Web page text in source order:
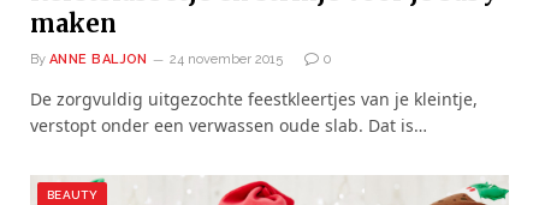
maken
By ANNE BALJON 24 november 2015 0
De zorgvuldig uitgezochte feestkleertjes van je kleintje,
verstopt onder een verwassen oude slab. Dat is…
BEAUTY